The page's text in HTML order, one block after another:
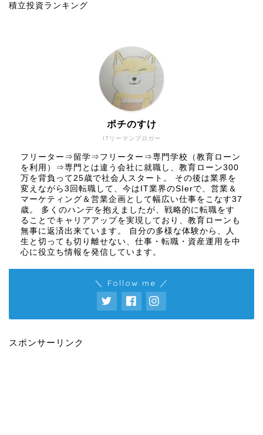
積立投資ランキング
ITリーマンブロガー
ポチのすけ
フリーター⇒留学⇒フリーター⇒専門学校（教育ローン
を利用）⇒専門とは違う会社に就職し、教育ローン300
万を背負って25歳で社会人スタート。 その後は業界を
変えながら3回転職して、今はIT業界のSIerで、営業＆
マーケティング＆営業企画として幅広い仕事をこなす37
歳。 多くのハンデを抱えましたが、戦略的に転職をす
ることでキャリアアップを実現しており、教育ローンも
無事に返済出来ています。 自分の多様な体験から、人
生と切っても切り離せない、仕事・転職・資産運用を中
心に役立ち情報を発信しています。
＼ Follow me ／
スポンサーリンク